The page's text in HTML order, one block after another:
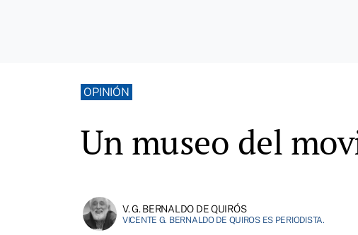
OPINIÓN
Un museo del
V. G. BERNALDO DE QUIRÓS
VICENTE G. BERNALDO DE QUIROS ES PERIODISTA.